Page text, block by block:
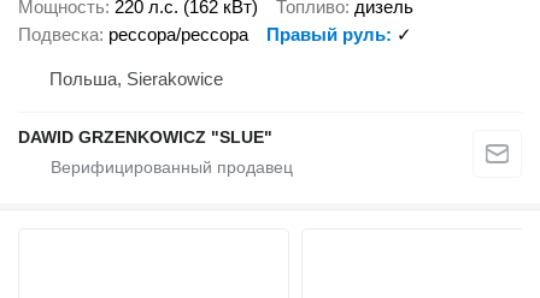
Мощность 220 л.с. (162 кВт) Топливо дизель
Подвеска рессора/рессора Правый руль ✓
Польша, Sierakowice
DAWID GRZENKOWICZ "SLUE"